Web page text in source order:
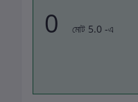
0 মোট 5.0 -এ